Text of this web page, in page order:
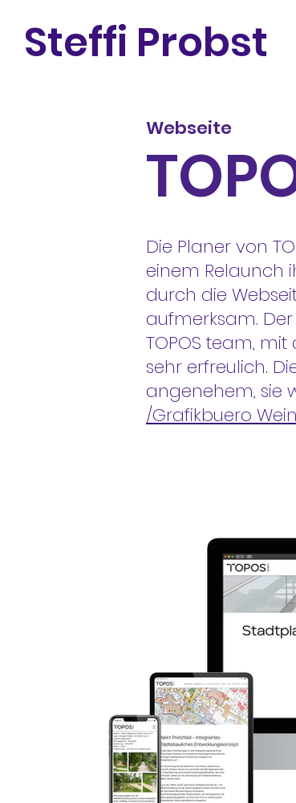
Steffi Probst
Webseite
Die Planer von
einem Relaunch
durch die
aufmerksam.
TOPOS team,
sehr erfreulich.
angenehem, sie
/Grafikbuero